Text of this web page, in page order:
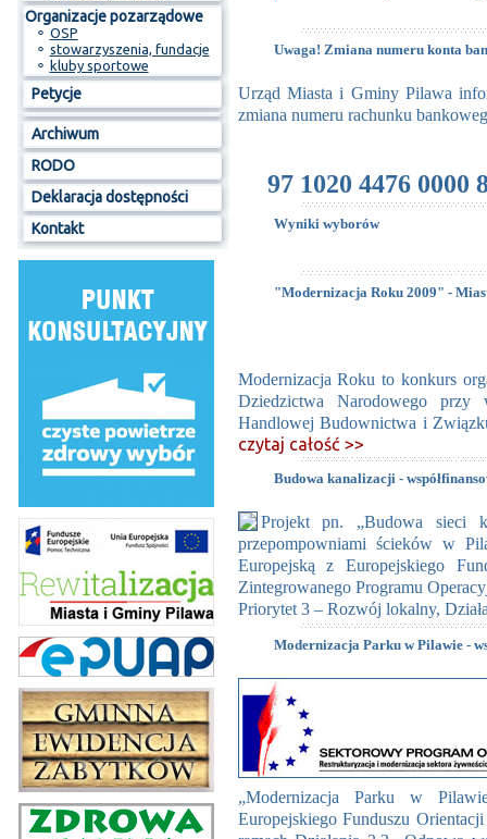
Organizacje pozarządowe
⚬ OSP
⚬ stowarzyszenia, fundacje
⚬ kluby sportowe
Petycje
Archiwum
RODO
Deklaracja dostępności
Kontakt
Uwaga! Zmiana numeru konta
Urząd Miasta i Gminy Pilawa
zmiana numeru rachunku
97 1020 4476 0000
Wyniki wyborów
"Modernizacja Roku 2009" -
Modernizacja Roku to konkurs
Dziedzictwa Narodowego przy
Handlowej Budownictwa i
czytaj całość >>
Budowa kanalizacji -
Projekt pn. „Budowa sieci
przepompowniami ścieków w
Europejską z Europejskiego
Zintegrowanego Programu
Priorytet 3 – Rozwój lokalny,
Modernizacja Parku w Pilawie -
„Modernizacja Parku w
Europejskiego Funduszu